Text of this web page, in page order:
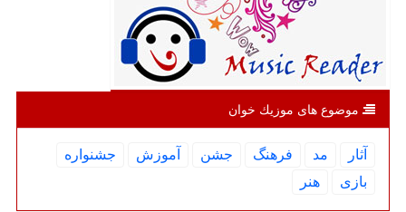
موضوع های موزیك خوان
آثار مد فرهنگ جشن آموزش
جشنواره
بازی
هنر